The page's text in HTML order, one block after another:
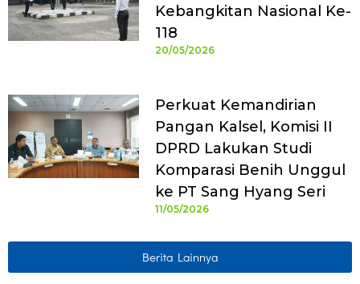
Kebangkitan Nasional Ke-
118
20/05/2026
Perkuat Kemandirian
Pangan Kalsel, Komisi II
DPRD Lakukan Studi
Komparasi Benih Unggul
ke PT Sang Hyang Seri
11/05/2026
Berita Lainnya